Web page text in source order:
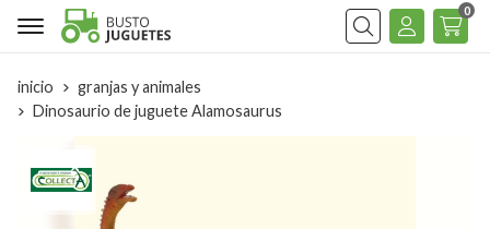
Buscar
0
inicio
granjas y animales
Dinosaurio de juguete Alamosaurus